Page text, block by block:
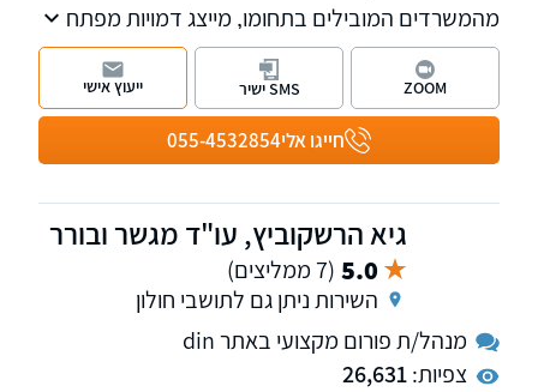
מהמשרדים המובילים בתחומו, מייצג דמויות מפתח
בתקשורת ובטלוויזיה. המשרד מספק שרות
בנושאים: דיני משפחה, עבודה, מקרקעין, קיניין
רוחני ומסחרי
חייגו אלי055-4532854
ZOOM SMS ישיר ייעוץ אישי
גיא הרשקוביץ, עו"ד מגשר ובורר
5.0 (7 ממליצים)
השירות ניתן גם לתושבי חולון
מנהל/ת פורום מקצועי באתר din
צפיות:26,631